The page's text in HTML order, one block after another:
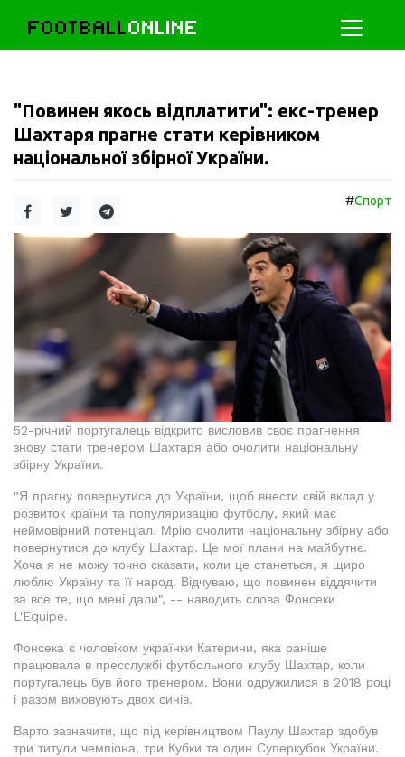
FOOTBALLONLINE
"Повинен якось відплатити": екс-тренер
Шахтаря прагне стати керівником
національної збірної України.
#Спорт
52-річний португалець відкрито висловив своє прагнення
знову стати тренером Шахтаря або очолити національну
збірну України.
"Я прагну повернутися до України, щоб внести свій вклад у
розвиток країни та популяризацію футболу, який має
неймовірний потенціал. Мрію очолити національну збірну або
повернутися до клубу Шахтар. Це мої плани на майбутнє.
Хоча я не можу точно сказати, коли це станеться, я щиро
люблю Україну та її народ. Відчуваю, що повинен віддячити
за все те, що мені дали", -- наводить слова Фонсеки
L'Equipe.
Фонсека є чоловіком українки Катерини, яка раніше
працювала в пресслужбі футбольного клубу Шахтар, коли
португалець був його тренером. Вони одружилися в 2018 році
і разом виховують двох синів.
Варто зазначити, що під керівництвом Паулу Шахтар здобув
три титули чемпіона, три Кубки та один Суперкубок України.